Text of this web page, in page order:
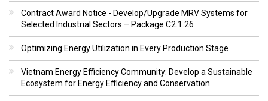
Contract Award Notice - Develop/Upgrade MRV Systems for
Selected Industrial Sectors – Package C2.1.26
Optimizing Energy Utilization in Every Production Stage
Vietnam Energy Efficiency Community: Develop a Sustainable
Ecosystem for Energy Efficiency and Conservation